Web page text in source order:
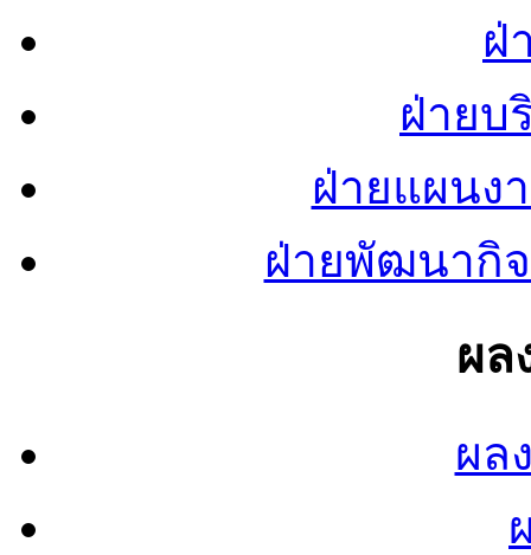
ฝ่
ฝ่ายบ
ฝ่ายแผนง
ฝ่ายพัฒนากิ
ผล
ผล